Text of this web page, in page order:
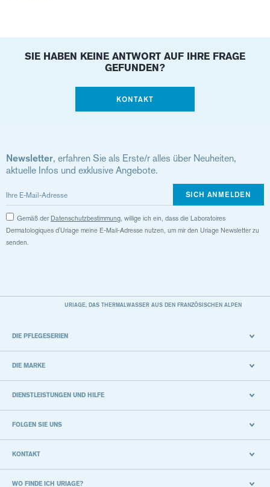
SIE HABEN KEINE ANTWORT AUF IHRE FRAGE
GEFUNDEN?
KONTAKT
Newsletter, erfahren Sie als Erste/r alles über Neuheiten,
aktuelle Infos und exklusive Angebote.
SICH ANMELDEN
Gemäß der Datenschutzbestimmung, willige ich ein, dass die Laboratoires
Dermatologiques d'Uriage meine E-Mail-Adresse nutzen, um mir den Uriage Newsletter zu
senden.
URIAGE, DAS THERMALWASSER AUS DEN FRANZÖSISCHEN ALPEN
DIE PFLEGESERIEN
DIE MARKE
DIENSTLEISTUNGEN UND HILFE
FOLGEN SIE UNS
KONTAKT
WO FINDE ICH URIAGE?